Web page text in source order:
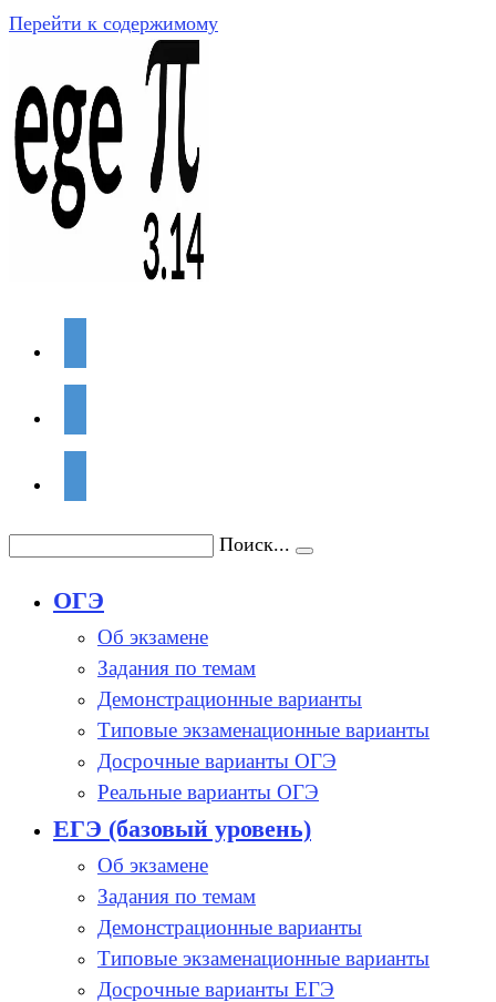
Перейти к содержимому
Поиск...
ОГЭ
Об экзамене
Задания по темам
Демонстрационные варианты
Типовые экзаменационные варианты
Досрочные варианты ОГЭ
Реальные варианты ОГЭ
ЕГЭ (базовый уровень)
Об экзамене
Задания по темам
Демонстрационные варианты
Типовые экзаменационные варианты
Досрочные варианты ЕГЭ